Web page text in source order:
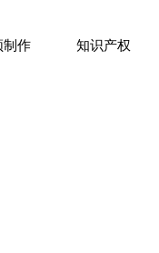
制作 知识产权